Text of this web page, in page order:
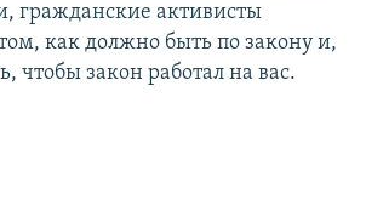
гражданские активисты
как должно быть по закону и,
чтобы закон работал на вас.